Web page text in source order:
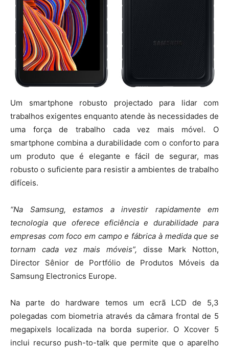
Um smartphone robusto projectado para lidar com
trabalhos exigentes enquanto atende às necessidades de
uma força de trabalho cada vez mais móvel. O
smartphone combina a durabilidade com o conforto para
um produto que é elegante e fácil de segurar, mas
robusto o suficiente para resistir a ambientes de trabalho
difíceis.
“Na Samsung, estamos a investir rapidamente em
tecnologia que oferece eficiência e durabilidade para
empresas com foco em campo e fábrica à medida que se
tornam cada vez mais móveis”, disse Mark Notton,
Director Sênior de Portfólio de Produtos Móveis da
Samsung Electronics Europe.
Na parte do hardware temos um ecrã LCD de 5,3
polegadas com biometria através da câmara frontal de 5
megapixels localizada na borda superior. O Xcover 5
inclui recurso push-to-talk que permite que o aparelho